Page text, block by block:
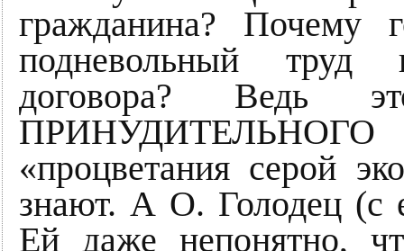
гражданина? Почему
подневольный труд
договора? Ведь
«процветания серой
знают. А О. Голодец
Ей даже непонятно,